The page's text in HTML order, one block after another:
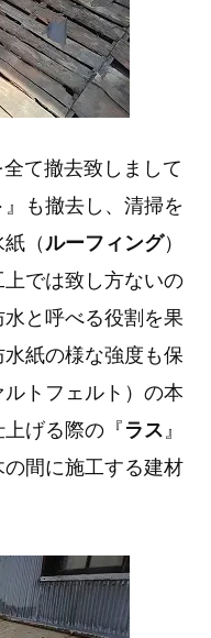
て撤去致しまして
』も撤去し、清掃を
（ルーフィング）
では致し方ないの
と呼べる役割を果
紙の様な強度も保
トフェルト）の本
げる際の『ラス 』
間に施工する建材